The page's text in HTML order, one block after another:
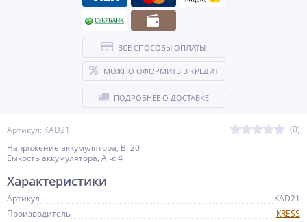
Артикул: KAD21
(0)
Напряжение аккумулятора, В: 20
Емкость аккумулятора, А·ч: 4
ВСЕ СПОСОБЫ ОПЛАТЫ
МОЖНО ОФОРМИТЬ В КРЕДИТ
ПОДРОБНЕЕ О ДОСТАВКЕ
Характеристики
Артикул
KAD21
Производитель
KRESS